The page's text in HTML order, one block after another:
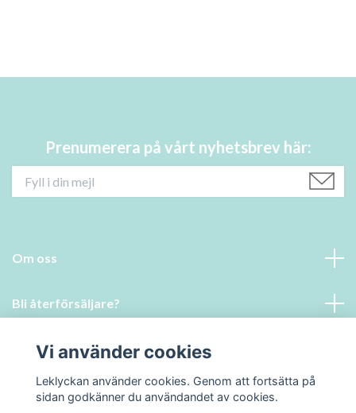
Prenumerera på vårt nyhetsbrev här:
Om oss
Bli återförsäljare?
Läs mer
Sociala medier
Vi använder cookies
Leklyckan använder cookies. Genom att fortsätta på
sidan godkänner du användandet av cookies.